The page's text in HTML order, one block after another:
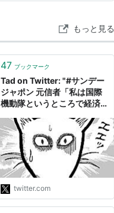
もっと見る
47 ブックマーク
Tad on Twitter: "#サンデー
ジャポン 元信者「私は国際
機動隊というところで経済活
参両院選挙の時そこから女性
だけ選ばれて全国の選挙事務
所にメンバーが送られて行っ
た。私は山口県だった」 鈴
木エイトさん「政党はどこで
した？」 元信者「全員、自
民党です」"
twitter.com